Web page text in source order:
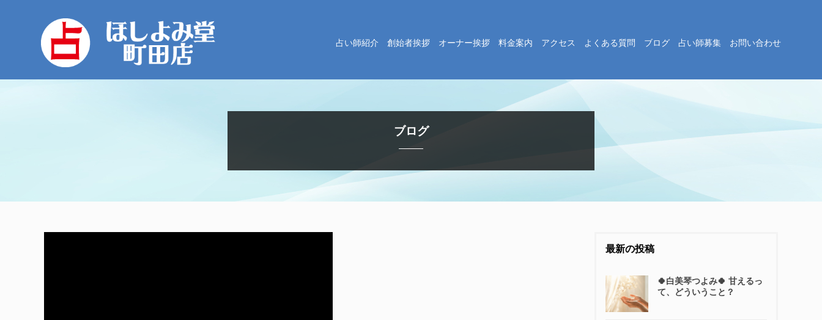
占い師紹介 創始者挨拶 オーナー挨拶 料金案内 アクセス よくある質問 ブログ 占い師募集 お問い合わせ
ブログ
最新の投稿
🍀白美琴つよみ🍀 甘えるっ
て、どういうこと？